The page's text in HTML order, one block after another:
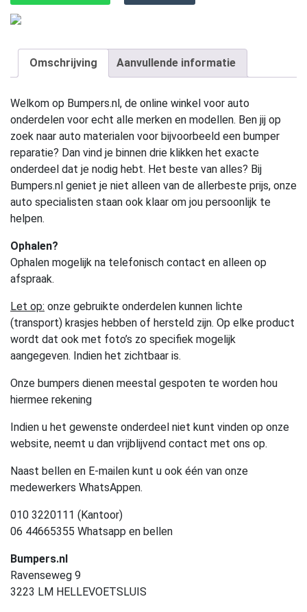
Omschrijving Aanvullende informatie
Welkom op Bumpers.nl, de online winkel voor auto
onderdelen voor echt alle merken en modellen. Ben jij op
zoek naar auto materialen voor bijvoorbeeld een bumper
reparatie? Dan vind je binnen drie klikken het exacte
onderdeel dat je nodig hebt. Het beste van alles? Bij
Bumpers.nl geniet je niet alleen van de allerbeste prijs, onze
auto specialisten staan ook klaar om jou persoonlijk te
helpen.
Ophalen?
Ophalen mogelijk na telefonisch contact en alleen op
afspraak.
Let op: onze gebruikte onderdelen kunnen lichte
(transport) krasjes hebben of hersteld zijn. Op elke product
wordt dat ook met foto’s zo specifiek mogelijk
aangegeven. Indien het zichtbaar is.
Onze bumpers dienen meestal gespoten te worden hou
hiermee rekening
Indien u het gewenste onderdeel niet kunt vinden op onze
website, neemt u dan vrijblijvend contact met ons op.
Naast bellen en E-mailen kunt u ook één van onze
medewerkers WhatsAppen.
010 3220111 (Kantoor)
06 44665355 Whatsapp en bellen
Bumpers.nl
Ravenseweg 9
3223 LM HELLEVOETSLUIS